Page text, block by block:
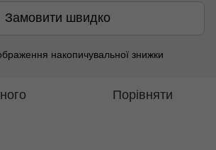
Замовити швидко
накопичувальної знижки
Порівняти